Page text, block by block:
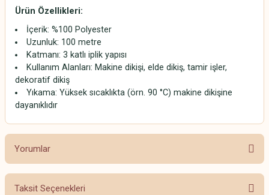
Ürün Özellikleri:
İçerik: %100 Polyester
Uzunluk: 100 metre
Katmanı: 3 katlı iplik yapısı
Kullanım Alanları: Makine dikişi, elde dikiş, tamir işler,
dekoratif dikiş
Yıkama: Yüksek sıcaklıkta (örn. 90 °C) makine dikişine
dayanıklıdır
Yorumlar
Taksit Seçenekleri